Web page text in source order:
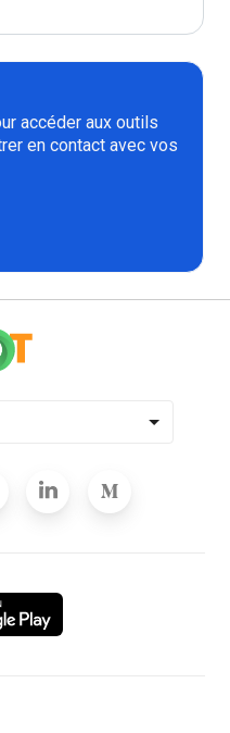
accéder aux outils
en contact avec vos